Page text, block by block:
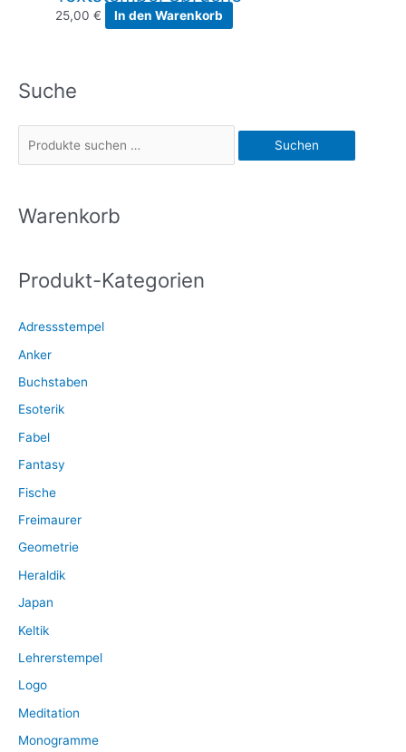
25,00€ In den Warenkorb
Suche
h
n
c
h
:
Suchen
Warenkorb
Produkt-Kategorien
Adressstempel
Anker
Buchstaben
Esoterik
Fabel
Fantasy
Fische
Freimaurer
Geometrie
Heraldik
Japan
Keltik
Lehrerstempel
Logo
Meditation
Monogramme